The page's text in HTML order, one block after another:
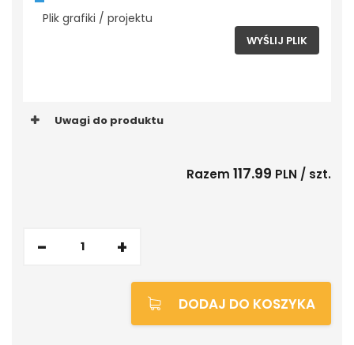
TROPHY PACKS
Plik grafiki / projektu
WYŚLIJ PLIK
Uwagi do produktu
Razem 117.99 PLN / szt.
- +
DODAJ DO KOSZYKA